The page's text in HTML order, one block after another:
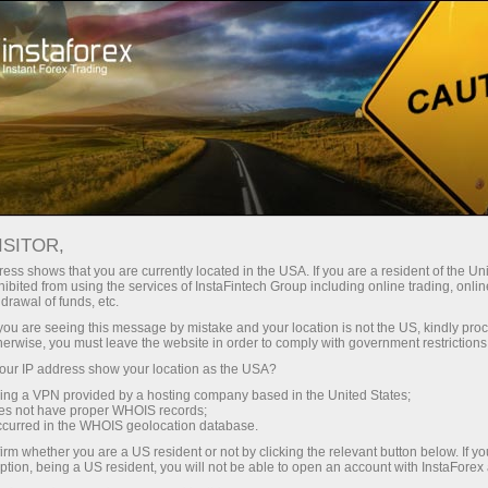
InstaForex के साथ आपको वास्तविक
लीवरेज, मार्केट में बेहतरीन स्प्रेड्स और
कमीशन, और स्टॉक्स व इंडेक्स ट्रेडिंग के लिए
फायदेमंद शर्तें।
छोटे
हर डिपॉजिट पर
30% बोनस
ट्रेडिंग में
और हाईवे पर गति
shows that you are currently located in the USA. If you are a resident of the
from using the services of InstaFintech Group including online trading,
of funds, etc.
are seeing this message by mistake and your location is not the US, kindly
you must leave the website in order to comply with government
IP address show your location as the USA?
a VPN provided by a hosting company based in the United States;
not have proper WHOIS records;
in the WHOIS geolocation database.
whether you are a US resident or not by clicking the relevant button below. If
being a US resident, you will not be able to open an account with InstaForex